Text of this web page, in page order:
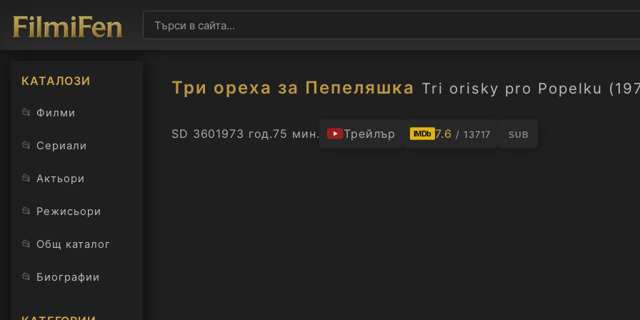
КАТАЛОЗИ
📂 Филми
📂 Сериали
📂 Актьори
📂 Режисьори
📂 Общ каталог
📂 Биографии
Три ореха за Пепеляшка Tri orisky pro Popelku
SD 3601973 год.75 мин. Трейлър IMDb 7.6 / 13717 SUB